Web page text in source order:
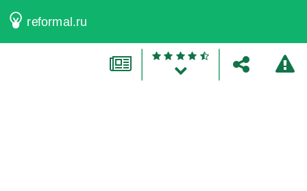
reformal.ru